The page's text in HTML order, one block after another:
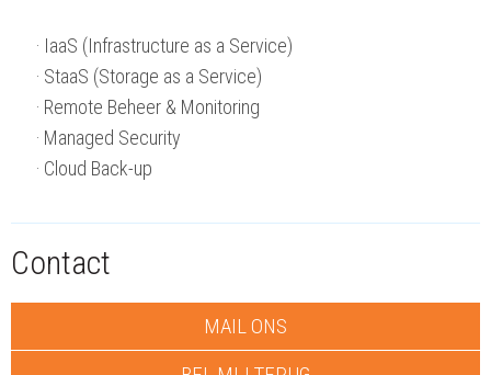
IaaS (Infrastructure as a Service)
StaaS (Storage as a Service)
Remote Beheer & Monitoring
Managed Security
Cloud Back-up
Contact
MAIL ONS